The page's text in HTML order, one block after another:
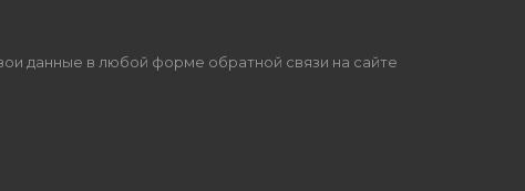
данные в любой форме обратной связи на сайте